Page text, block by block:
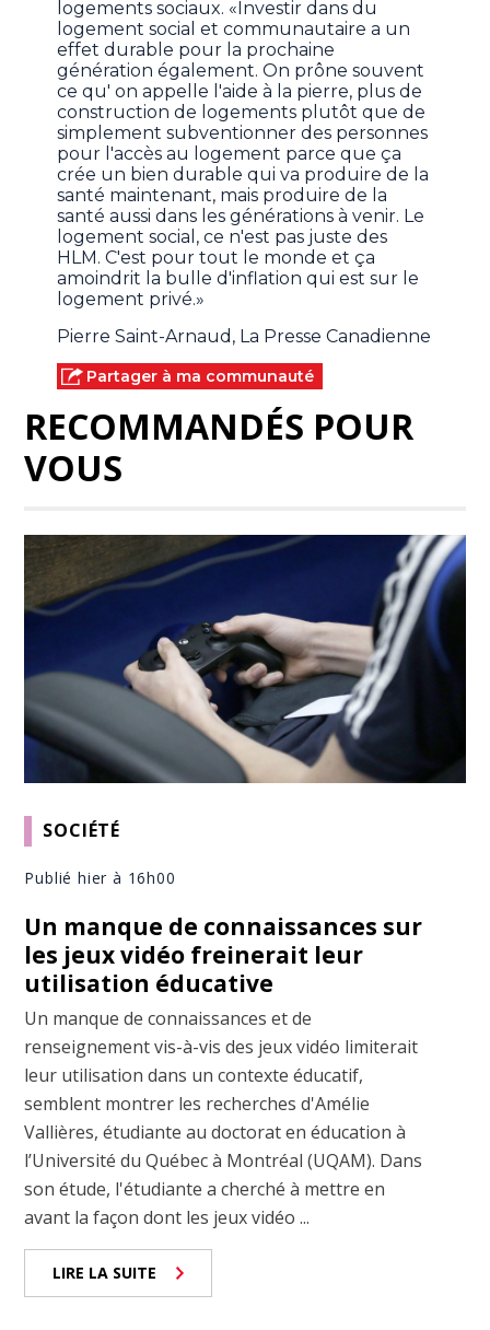
logements sociaux. «Investir dans du
logement social et communautaire a un
effet durable pour la prochaine
génération également. On prône souvent
ce qu' on appelle l'aide à la pierre, plus de
construction de logements plutôt que de
simplement subventionner des personnes
pour l'accès au logement parce que ça
crée un bien durable qui va produire de la
santé maintenant, mais produire de la
santé aussi dans les générations à venir. Le
logement social, ce n'est pas juste des
HLM. C'est pour tout le monde et ça
amoindrit la bulle d'inflation qui est sur le
logement privé.»
Pierre Saint-Arnaud, La Presse Canadienne
Partager à ma communauté
RECOMMANDÉS POUR
VOUS
SOCIÉTÉ
Publié hier à 16h00
Un manque de connaissances sur
les jeux vidéo freinerait leur
utilisation éducative
Un manque de connaissances et de
renseignement vis-à-vis des jeux vidéo limiterait
leur utilisation dans un contexte éducatif,
semblent montrer les recherches d'Amélie
Vallières, étudiante au doctorat en éducation à
l’Université du Québec à Montréal (UQAM). Dans
son étude, l'étudiante a cherché à mettre en
avant la façon dont les jeux vidéo ...
LIRE LA SUITE